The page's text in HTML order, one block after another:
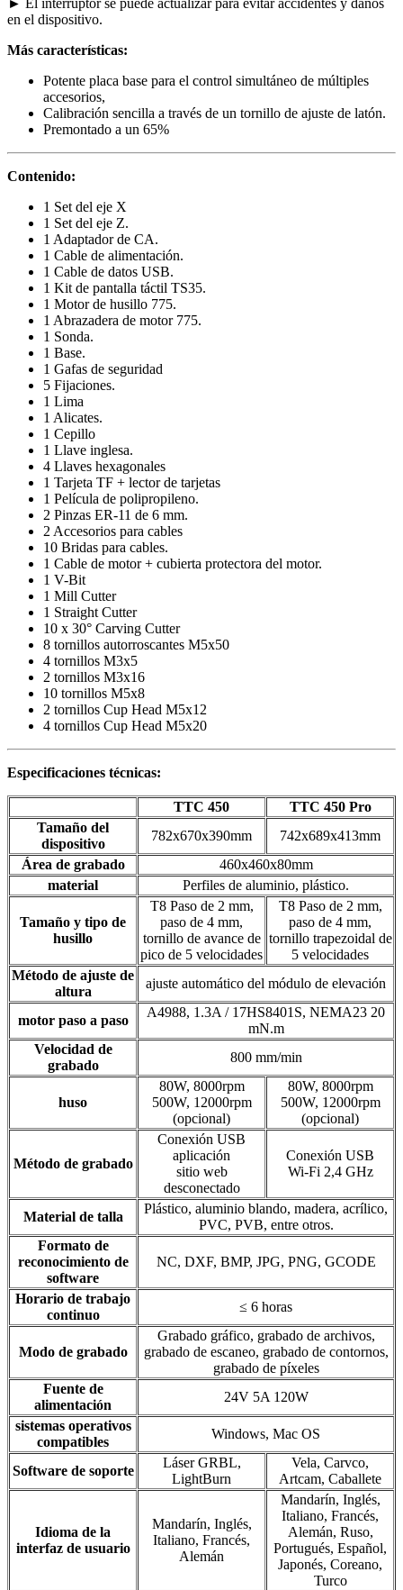
► El interruptor se puede actualizar para evitar accidentes y daños
en el dispositivo.
Más características:
Potente placa base para el control simultáneo de múltiples
accesorios,
Calibración sencilla a través de un tornillo de ajuste de latón.
Premontado a un 65%
Contenido:
1 Set del eje X
1 Set del eje Z.
1 Adaptador de CA.
1 Cable de alimentación.
1 Cable de datos USB.
1 Kit de pantalla táctil TS35.
1 Motor de husillo 775.
1 Abrazadera de motor 775.
1 Sonda.
1 Base.
1 Gafas de seguridad
5 Fijaciones.
1 Lima
1 Alicates.
1 Cepillo
1 Llave inglesa.
4 Llaves hexagonales
1 Tarjeta TF + lector de tarjetas
1 Película de polipropileno.
2 Pinzas ER-11 de 6 mm.
2 Accesorios para cables
10 Bridas para cables.
1 Cable de motor + cubierta protectora del motor.
1 V-Bit
1 Mill Cutter
1 Straight Cutter
10 x 30° Carving Cutter
8 tornillos autorroscantes M5x50
4 tornillos M3x5
2 tornillos M3x16
10 tornillos M5x8
2 tornillos Cup Head M5x12
4 tornillos Cup Head M5x20
Especificaciones técnicas:
TTC 450
TTC 450 Pro
Tamaño del
dispositivo
782x670x390mm
742x689x413mm
Área de grabado
460x460x80mm
material
Perfiles de aluminio, plástico.
Tamaño y tipo de
husillo
T8 Paso de 2 mm,
paso de 4 mm,
tornillo de avance de
pico de 5 velocidades
T8 Paso de 2 mm,
paso de 4 mm,
tornillo trapezoidal de
5 velocidades
Método de ajuste de
altura
ajuste automático del módulo de elevación
motor paso a paso
A4988, 1.3A / 17HS8401S, NEMA23 20
mN.m
Velocidad de
grabado
800 mm/min
huso
80W, 8000rpm
500W, 12000rpm
(opcional)
80W, 8000rpm
500W, 12000rpm
(opcional)
Método de grabado
Conexión USB
aplicación
sitio web
desconectado
Conexión USB
Wi-Fi 2,4 GHz
Material de talla
Plástico, aluminio blando, madera, acrílico,
PVC, PVB, entre otros.
Formato de
reconocimiento de
software
NC, DXF, BMP, JPG, PNG, GCODE
Horario de trabajo
continuo
≤ 6 horas
Modo de grabado
Grabado gráfico, grabado de archivos,
grabado de escaneo, grabado de contornos,
grabado de píxeles
Fuente de
alimentación
24V 5A 120W
sistemas operativos
compatibles
Windows, Mac OS
Software de soporte
Láser GRBL,
LightBurn
Vela, Carvco,
Artcam, Caballete
Idioma de la
interfaz de usuario
Mandarín, Inglés,
Italiano, Francés,
Alemán
Mandarín, Inglés,
Italiano, Francés,
Alemán, Ruso,
Portugués, Español,
Japonés, Coreano,
Turco